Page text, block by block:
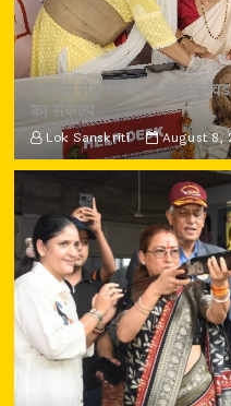
‘सम्मान सेतु’ शिविर में गूंजा कांवड़
का संकल्प
Lok Sanskriti August 8,